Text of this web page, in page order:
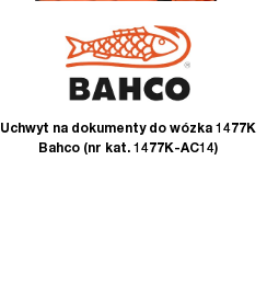
Uchwyt na dokumenty do wózka 1477K
Bahco (nr kat. 1477K-AC14)